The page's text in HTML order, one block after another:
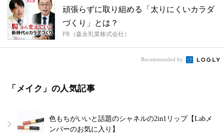
頑張らずに取り組める「太りにくいカラダ
づくり」とは？
PR（森永乳業株式会社）
Recommended by
「メイク」の人気記事
色もちがいいと話題のシャネルの2in1リップ【Labメ
ンバーのお気に入り】